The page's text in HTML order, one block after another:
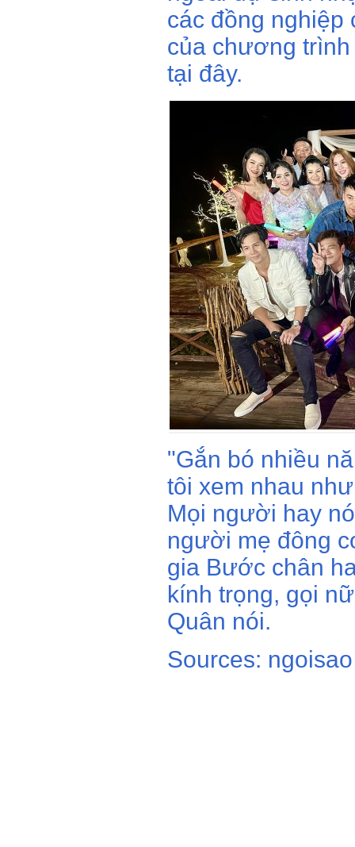
các đồng nghiệp
của chương
tại đây.
"Gắn bó nhiều
tôi xem nhau
Mọi người hay
người mẹ đông
gia Bước chân
kính trọng, gọi
Quân nói.
Sources: ngoisao